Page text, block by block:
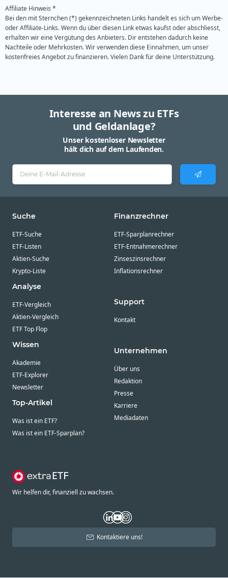
Affiliate Hinweis *
Bei den mit Sternchen (*) gekennzeichneten Links handelt es sich um Werbe-
oder Affiliate-Links. Wenn du über diesen Link etwas kaufst oder abschliesst,
erhalten wir eine Vergütung des Anbieters. Dir entstehen dadurch keine
Nachteile oder Mehrkosten. Wir verwenden diese Einnahmen, um unser
kostenfreies Angebot zu finanzieren. Vielen Dank für deine Unterstützung.
Interesse an News zu ETFs
und Geldanlage?
Unser kostenloser Newsletter
hält dich auf dem Laufenden.
Suche
ETF-Suche
ETF-Listen
Aktien-Suche
Krypto-Liste
Analyse
ETF-Vergleich
Aktien-Vergleich
ETF Top Flop
Wissen
Akademie
ETF-Explorer
Newsletter
Top-Artikel
Was ist ein ETF?
Was ist ein ETF-Sparplan?
Finanzrechner
ETF-Sparplanrechner
ETF-Entnahmerechner
Zinseszinsrechner
Inflationsrechner
Support
Kontakt
Unternehmen
Über uns
Redaktion
Presse
Karriere
Mediadaten
Wir helfen dir, finanziell zu wachsen.
Kontaktiere uns!